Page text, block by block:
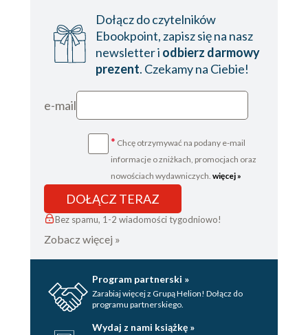
Dołącz do czytelników
Ebookpoint, zapisz się na nasz
newsletter i odbierz darmowy
prezent. Czekamy na Ciebie!
e-mail
* Chcę otrzymywać na podany e-mail
informacje o zniżkach, promocjach oraz
nowościach wydawniczych. więcej »
DOŁĄCZ TERAZ
Bez spamu, 1-2 wiadomości tygodniowo!
Zobacz więcej »
Program partnerski »
Zarabiaj więcej z Grupą Helion! Dołącz do
programu partnerskiego.
Wydaj z nami książkę »